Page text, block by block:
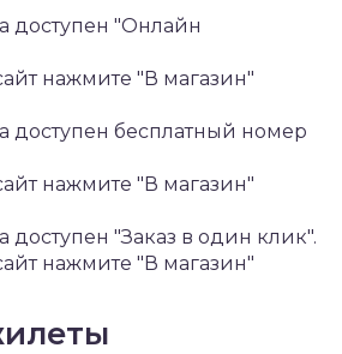
доступен "Онлайн
нажмите "В магазин"
доступен бесплатный номер
нажмите "В магазин"
доступен "Заказ в один клик".
нажмите "В магазин"